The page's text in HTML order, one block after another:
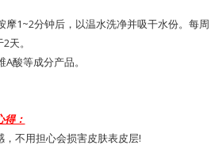
1~2分钟后，以温水洗净并吸干水份。每周
天。
酸等成分产品。
得：
不用担心会损害皮肤表皮层!